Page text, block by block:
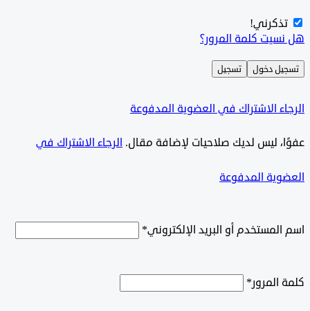
كلمة المرور؟
دخول تسجيل
الاشتراك في العضوية المدفوعة
ليس لديك صلاحيات لإضافة مقال.الرجاء الاشتراك في
المدفوعة
أو البريد الإلكتروني*
*